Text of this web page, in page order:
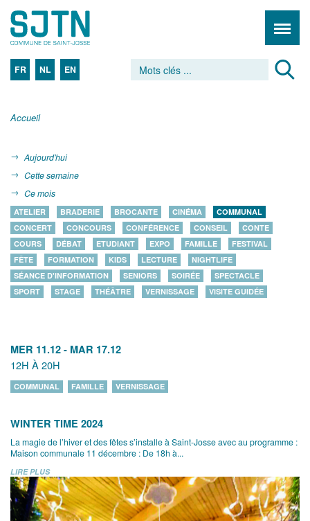
FR NL EN
Accueil
Aujourd'hui
Cette semaine
Ce mois
ATELIER BRADERIE BROCANTE CINÉMA
COMMUNAL
CONCERT
CONCOURS CONFÉRENCE CONSEIL
CONTE
COURS
DÉBAT ETUDIANT EXPO FAMILLE
FESTIVAL
FÊTE
FORMATION KIDS LECTURE
NIGHTLIFE
SÉANCE D'INFORMATION
SENIORS SOIRÉE
SPECTACLE
SPORT
STAGE THÉÂTRE VERNISSAGE VISITE GUIDÉE
MER 11.12 - MAR 17.12
12H À 20H
COMMUNAL FAMILLE VERNISSAGE
WINTER TIME 2024
La magie de l’hiver et des fêtes s’installe à Saint-Josse avec au programme :
Maison communale 11 décembre : De 18h à...
LIRE PLUS